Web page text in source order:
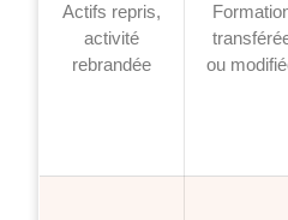
Actifs repris,
activité
rebrandée
ou